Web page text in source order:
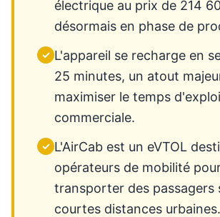
électrique au prix de 214
désormais en phase de
✓ L'appareil se recharge en
25 minutes, un atout
maximiser le temps
commerciale.
✓ L'AirCab est un eVTOL
opérateurs de mobilité
transporter des passagers
courtes distances urbaines.